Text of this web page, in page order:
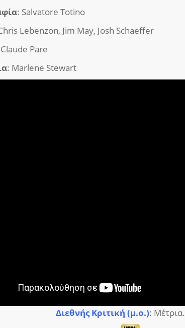
: Salvatore Totino
Lebenzon, Jim May, Josh Schaeffer
Pare
: Marlene Stewart
Διεθνής Κριτική (μ.ο.): Μέτρια.